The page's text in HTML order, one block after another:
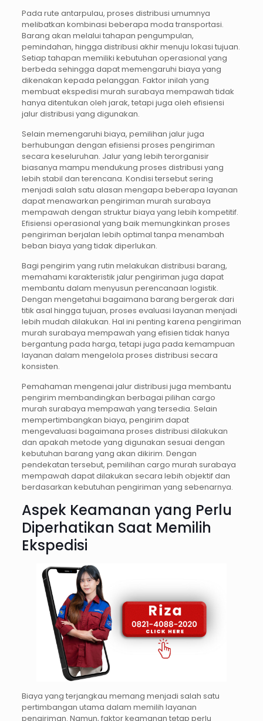
Pada rute antarpulau, proses distribusi umumnya
melibatkan kombinasi beberapa moda transportasi.
Barang akan melalui tahapan pengumpulan,
pemindahan, hingga distribusi akhir menuju lokasi tujuan.
Setiap tahapan memiliki kebutuhan operasional yang
berbeda sehingga dapat memengaruhi biaya yang
dikenakan kepada pelanggan. Faktor inilah yang
membuat ekspedisi murah surabaya mempawah tidak
hanya ditentukan oleh jarak, tetapi juga oleh efisiensi
jalur distribusi yang digunakan.
Selain memengaruhi biaya, pemilihan jalur juga
berhubungan dengan efisiensi proses pengiriman
secara keseluruhan. Jalur yang lebih terorganisir
biasanya mampu mendukung proses distribusi yang
lebih stabil dan terencana. Kondisi tersebut sering
menjadi salah satu alasan mengapa beberapa layanan
dapat menawarkan pengiriman murah surabaya
mempawah dengan struktur biaya yang lebih kompetitif.
Efisiensi operasional yang baik memungkinkan proses
pengiriman berjalan lebih optimal tanpa menambah
beban biaya yang tidak diperlukan.
Bagi pengirim yang rutin melakukan distribusi barang,
memahami karakteristik jalur pengiriman juga dapat
membantu dalam menyusun perencanaan logistik.
Dengan mengetahui bagaimana barang bergerak dari
titik asal hingga tujuan, proses evaluasi layanan menjadi
lebih mudah dilakukan. Hal ini penting karena pengiriman
murah surabaya mempawah yang efisien tidak hanya
bergantung pada harga, tetapi juga pada kemampuan
layanan dalam mengelola proses distribusi secara
konsisten.
Pemahaman mengenai jalur distribusi juga membantu
pengirim membandingkan berbagai pilihan cargo
murah surabaya mempawah yang tersedia. Selain
mempertimbangkan biaya, pengirim dapat
mengevaluasi bagaimana proses distribusi dilakukan
dan apakah metode yang digunakan sesuai dengan
kebutuhan barang yang akan dikirim. Dengan
pendekatan tersebut, pemilihan cargo murah surabaya
mempawah dapat dilakukan secara lebih objektif dan
berdasarkan kebutuhan pengiriman yang sebenarnya.
Aspek Keamanan yang Perlu
Diperhatikan Saat Memilih
Ekspedisi
Biaya yang terjangkau memang menjadi salah satu
pertimbangan utama dalam memilih layanan
pengiriman. Namun, faktor keamanan tetap perlu